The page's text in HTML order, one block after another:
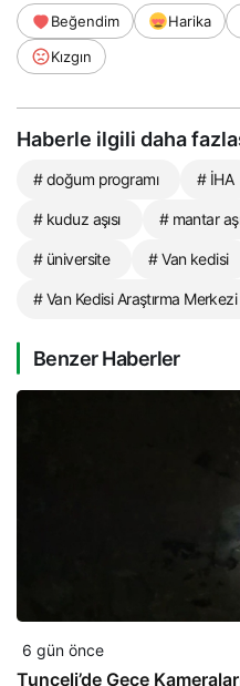
Beğendim Harika
Kızgın
Haberle ilgili daha
# doğum programı # İHA
# kuduz aşısı # mantar
# üniversite # Van kedisi
# Van Kedisi Araştırma Merkezi
Benzer Haberler
6 gün önce
Tunceli’de Gece